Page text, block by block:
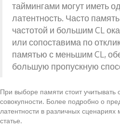
таймингами могут иметь
латентность. Часто
частотой и большим CL
или сопоставима по
памятью с меньшим CL,
большую пропускную
При выборе памяти стоит учитывать
совокупности. Более подробно о
латентности в различных сценариях
статье.